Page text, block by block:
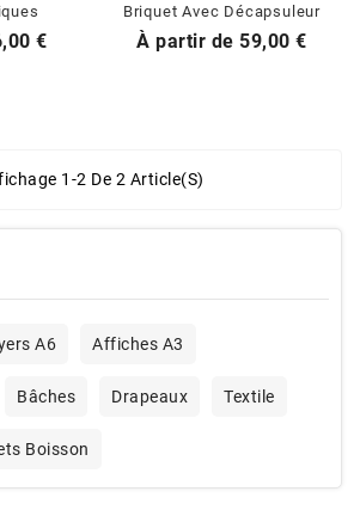
€
Briquet Avec Décapsuleur
À partir de Prix
59,00 €
1-2 De 2 Article(s)
A6 Affiches A3
Bâches Drapeaux Textile
Boisson